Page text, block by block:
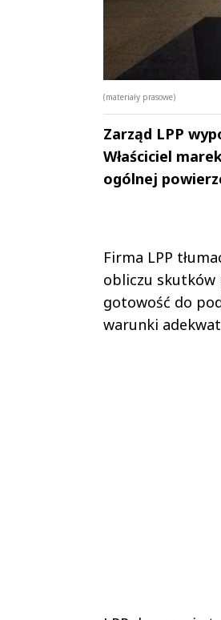
(materiały prasowe)
Zarząd LPP
Właściciel
ogólnej
Firma LPP
obliczu skutków
gotowość do
warunki
Andrzej i Marta